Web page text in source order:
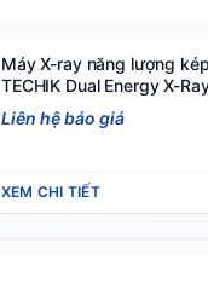
Máy X-ray năng lượng
TECHIK Dual Energy X-
Bulk Product
Liên hệ báo giá
XEM CHI TIẾT